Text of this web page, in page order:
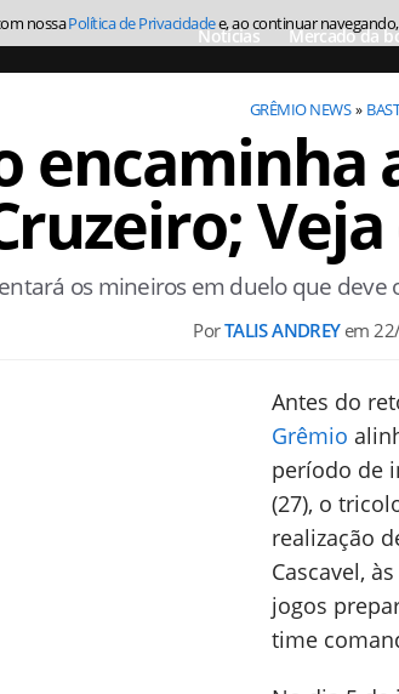
Notícias Mercado da
GRÊMIO NEWS
encaminha
os mineiros em duelo que deve
PorTALIS ANDREYem
Antes do
Grêmio
período de
(27), o
realização
Cascavel,
jogos
time
nossaPolítica de Privacidadee, ao continuar